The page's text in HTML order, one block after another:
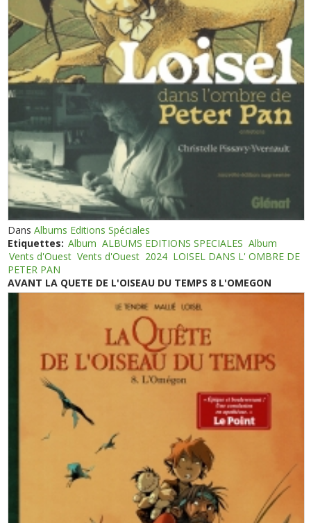
DansAlbums Editions Spéciales
Etiquettes: Album ALBUMS EDITIONS SPECIALES Album
Vents d'Ouest Vents d'Ouest 2024 LOISEL DANS L' OMBRE DE
PETER PAN
AVANT LA QUETE DE L'OISEAU DU TEMPS 8 L'OMEGON